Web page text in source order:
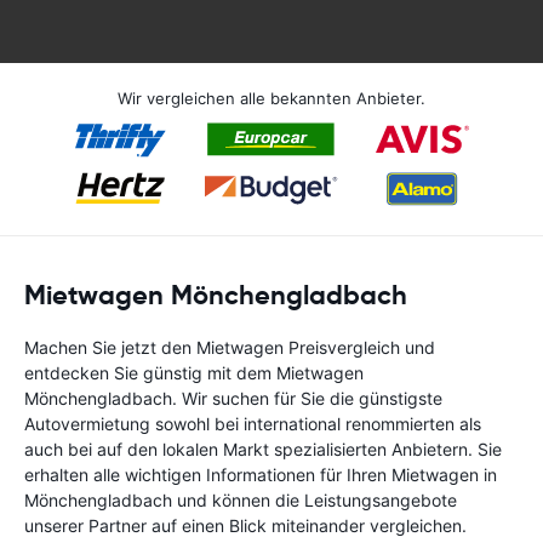
Wir vergleichen alle bekannten Anbieter.
Mietwagen Mönchengladbach
Machen Sie jetzt den Mietwagen Preisvergleich und
entdecken Sie günstig mit dem Mietwagen
Mönchengladbach. Wir suchen für Sie die günstigste
Autovermietung sowohl bei international renommierten als
auch bei auf den lokalen Markt spezialisierten Anbietern. Sie
erhalten alle wichtigen Informationen für Ihren Mietwagen in
Mönchengladbach und können die Leistungsangebote
unserer Partner auf einen Blick miteinander vergleichen.